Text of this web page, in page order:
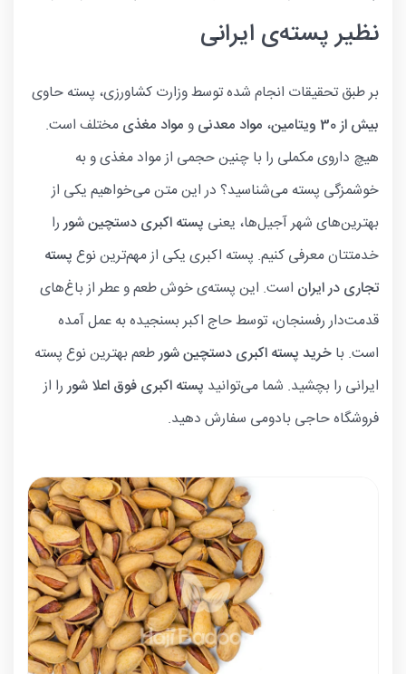
نظیر پسته‌ی ایرانی
بر طبق تحقیقات انجام شده توسط وزارت کشاورزی، پسته حاوی
بیش از 30 ویتامین
، مواد معدنیومواد مغذیمختلف است.
هیچ داروی مکملی را با چنین حجمی از مواد مغذی و به
خوشمزگی پسته می‌شناسید‌؟ ‌در این متن می‌خواهیم یکی از
بهترین‌های شهر آجیل‌ها، یعنی پسته اکبری دستچین شوررا
خدمتتان معرفی کنیم. پسته اکبری یکی از مهم‌ترین نوعپسته
تجاری در ایران است. این پسته‌ی خوش طعم و عطر از باغ‌های
قدمت‌دار رفسنجان، توسط حاج اکبر بسنجیده به عمل آمده
است. باخرید پسته اکبری دستچین شورطعم بهترین نوع پسته
ایرانی را بچشید. شما می‌توانید پسته اکبری فوق اعلا شوررا از
فروشگاه حاجی بادومی سفارش دهید.